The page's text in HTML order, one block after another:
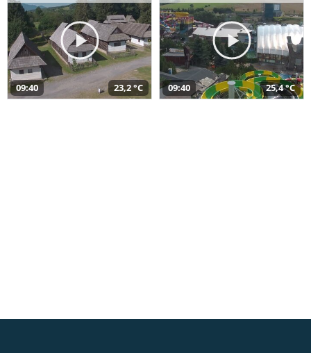
09:40 23,2 °C 09:40 25,4 °C